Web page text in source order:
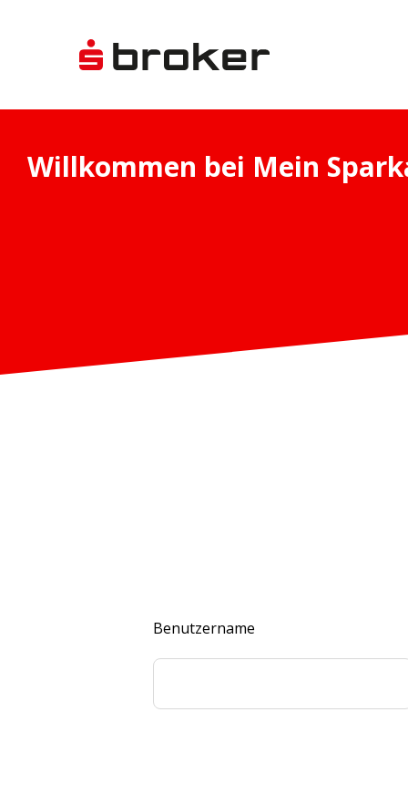
Benutzername